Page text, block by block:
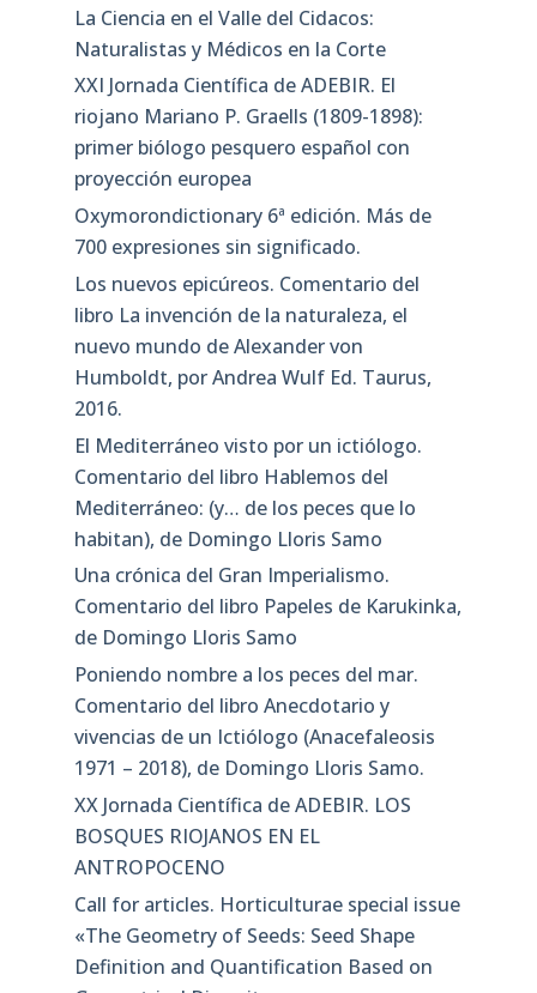
La Ciencia en el Valle del Cidacos:
Naturalistas y Médicos en la Corte
XXI Jornada Científica de ADEBIR. El
riojano Mariano P. Graells (1809-1898):
primer biólogo pesquero español con
proyección europea
Oxymorondictionary 6ª edición. Más de
700 expresiones sin significado.
Los nuevos epicúreos. Comentario del
libro La invención de la naturaleza, el
nuevo mundo de Alexander von
Humboldt, por Andrea Wulf Ed. Taurus,
2016.
El Mediterráneo visto por un ictiólogo.
Comentario del libro Hablemos del
Mediterráneo: (y… de los peces que lo
habitan), de Domingo Lloris Samo
Una crónica del Gran Imperialismo.
Comentario del libro Papeles de Karukinka,
de Domingo Lloris Samo
Poniendo nombre a los peces del mar.
Comentario del libro Anecdotario y
vivencias de un Ictiólogo (Anacefaleosis
1971 – 2018), de Domingo Lloris Samo.
XX Jornada Científica de ADEBIR. LOS
BOSQUES RIOJANOS EN EL
ANTROPOCENO
Call for articles. Horticulturae special issue
«The Geometry of Seeds: Seed Shape
Definition and Quantification Based on